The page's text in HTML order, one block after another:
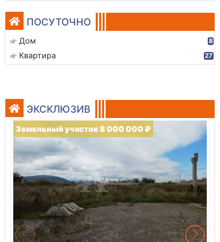
ПОСУТОЧНО
Дом 8
Квартира 27
ЭКСКЛЮЗИВ
Земельный участок 8 000 000 ₽